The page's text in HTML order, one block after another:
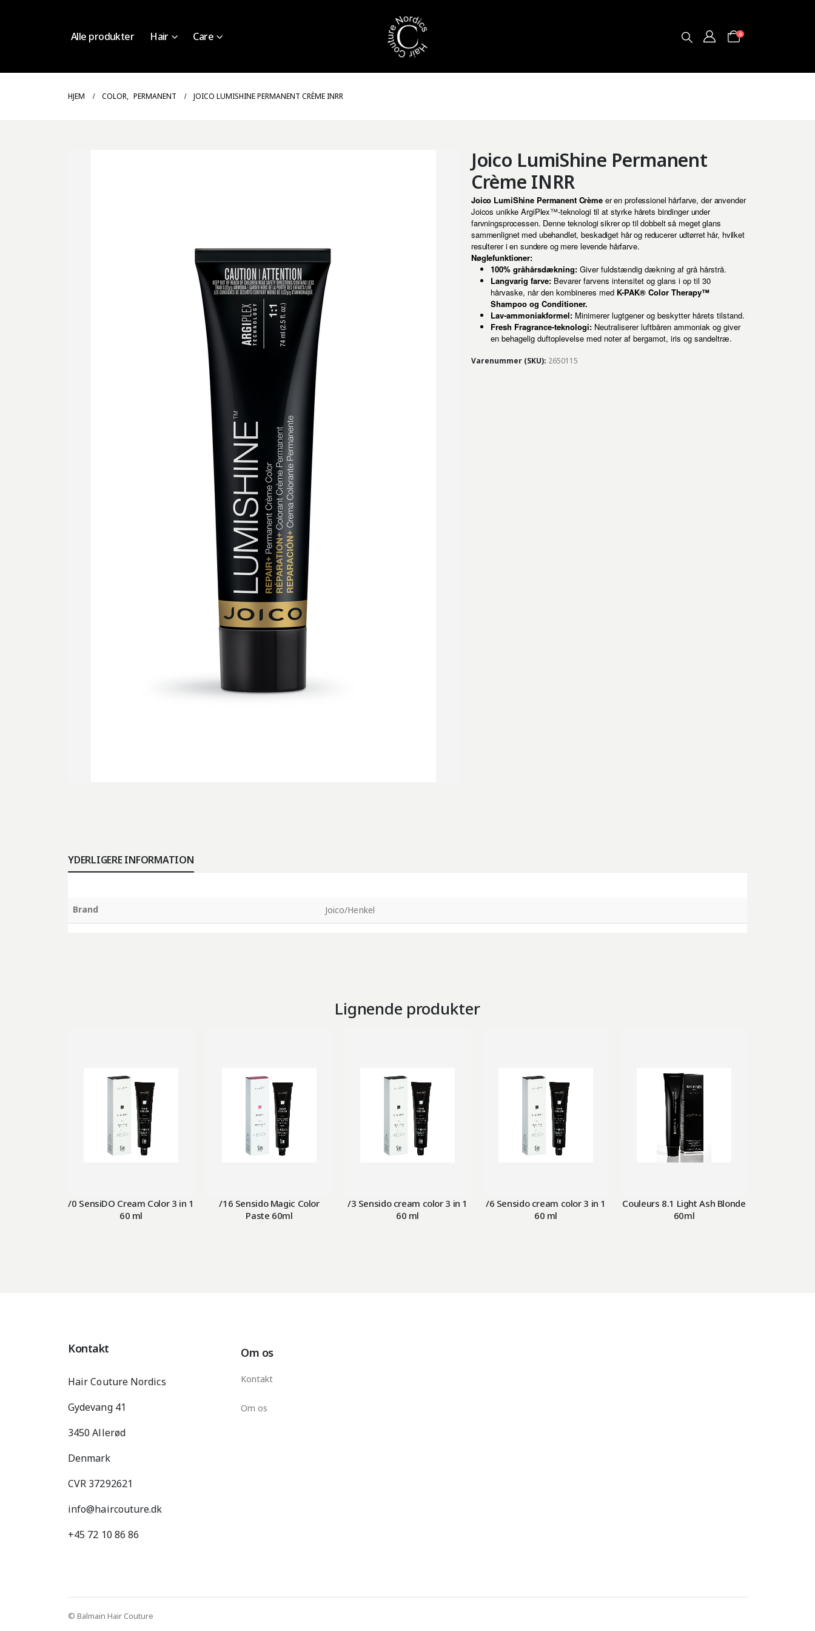
Alle produkter Hair Care 0
HJEM COLOR, PERMANENT JOICO LUMISHINE PERMANENT CRÈME INRR
Joico LumiShine Permanent
Crème INRR
Joico LumiShine Permanent Crèmeer en professionel hårfarve, der anvender
Joicos unikke ArgiPlex™-teknologi til at styrke hårets bindinger under
farvningsprocessen. Denne teknologi sikrer op til dobbelt så meget glans
sammenlignet med ubehandlet, beskadiget hår og reducerer udtørret hår, hvilket
resulterer i en sundere og mere levende hårfarve.
Nøglefunktioner:
100% gråhårsdækning: Giver fuldstændig dækning af grå hårstrå.
Langvarig farve: Bevarer farvens intensitet og glans i op til 30
hårvaske, når den kombineres med K-PAK® Color Therapy™
Shampoo og Conditioner.
Lav-ammoniakformel: Minimerer lugtgener og beskytter hårets tilstand.
Fresh Fragrance-teknologi: Neutraliserer luftbåren ammoniak og giver
en behagelig duftoplevelse med noter af bergamot, iris og sandeltræ.
Varenummer (SKU): 2650115
YDERLIGERE INFORMATION
Brand Joico/Henkel
Lignende produkter
/0 SensiDO Cream Color 3 in 1
60 ml
/16 Sensido Magic Color
Paste 60ml
/3 Sensido cream color 3 in 1
60 ml
/6 Sensido cream color 3 in 1
60 ml
Couleurs 8.1 Light Ash Blonde
60ml
Kontakt
Hair Couture Nordics
Gydevang 41
3450 Allerød
Denmark
CVR 37292621
info@haircouture.dk
+45 72 10 86 86
Om os
Kontakt
Om os
© Balmain Hair Couture